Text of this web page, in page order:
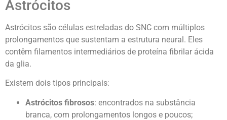
Astrócitos
Astrócitos são células estreladas do SNC com múltiplos
prolongamentos que sustentam a estrutura neural. Eles
contêm filamentos intermediários de proteína fibrilar ácida
da glia.
Existem dois tipos principais:
Astrócitos fibrosos: encontrados na substância
branca, com prolongamentos longos e poucos;